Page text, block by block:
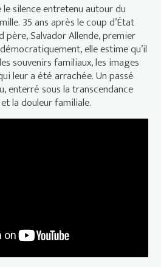
silence entretenu autour du
35 ans après le coup d’État
père, Salvador Allende, premier
elle estime qu’il
souvenirs familiaux, les images
leur a été arrachée. Un passé
enterré sous la transcendance
la douleur familiale.